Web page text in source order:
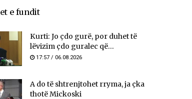
e fundit
Kurti: Jo çdo gurë, por duhet të
lëvizim çdo guralec që...
17:57 / 06.08.2026
A do të shtrenjtohet rryma, ja çka
thotë Mickoski